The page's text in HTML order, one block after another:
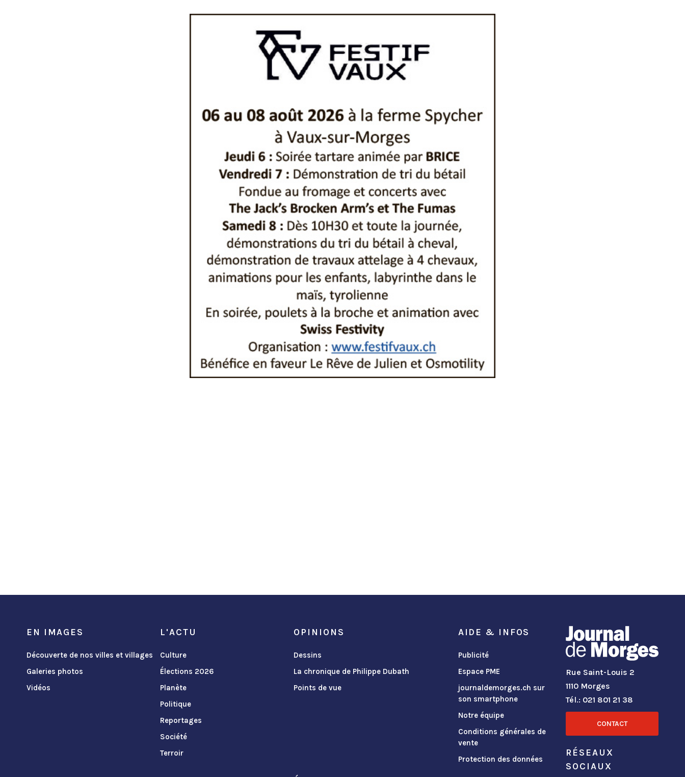
EN IMAGES
Découverte de nos villes et villages
Galeries photos
Vidéos
L'ACTU
Culture
Élections 2026
Planète
Politique
Reportages
Société
Terroir
OPINIONS
Dessins
La chronique de Philippe Dubath
Points de vue
AIDE & INFOS
Publicité
Espace PME
journaldemorges.ch sur
son smartphone
Notre équipe
Conditions générales de
vente
Protection des données
Rue Saint-Louis 2
1110 Morges
Tél.: 021 801 21 38
CONTACT
RÉSEAUX
SOCIAUX